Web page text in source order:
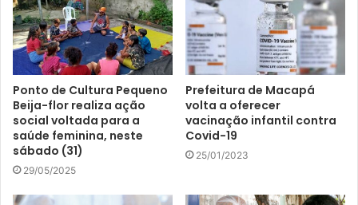
Ponto de Cultura Pequeno
Beija-flor realiza ação
social voltada para a
saúde feminina, neste
sábado (31)
29/05/2025
Prefeitura de Macapá
volta a oferecer
vacinação infantil contra
Covid-19
25/01/2023